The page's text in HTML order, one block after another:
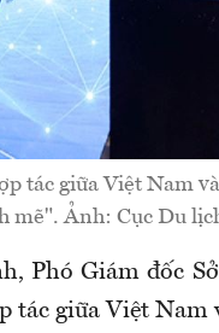
tác giữa Việt Nam
mẽ". Ảnh: Cục Du
Phó Giám đốc
tác giữa Việt